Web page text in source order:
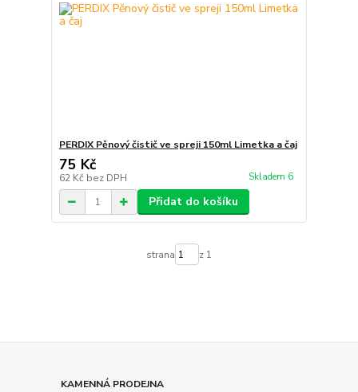
PERDIX Pěnový čistič ve spreji 150ml Limetka a čaj
75 Kč
62 Kč bez DPH Skladem 6
Přidat do košíku
strana z 1
KAMENNÁ PRODEJNA